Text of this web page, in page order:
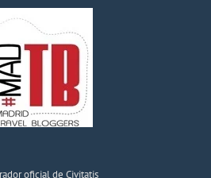
oficial de Civitatis